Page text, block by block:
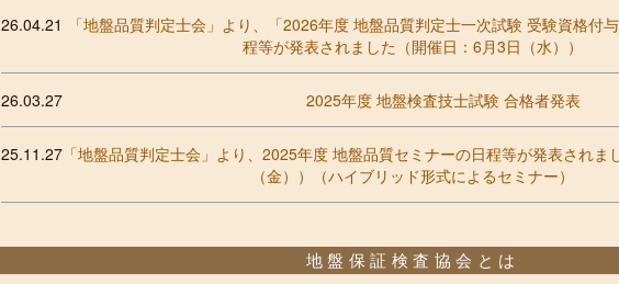
26.04.21
「地盤品質判定士会」より、「2026年度 地盤品質判定士一次試験 受験資格付
程等が発表されました（開催日：6月3日（水））
26.03.27 2025年度 地盤検査技士試験 合格者発表
25.11.27 「地盤品質判定士会」より、2025年度 地盤品質セミナーの日程等が発表され
（金））（ハイブリッド形式によるセミナー）
地盤保証検査協会とは